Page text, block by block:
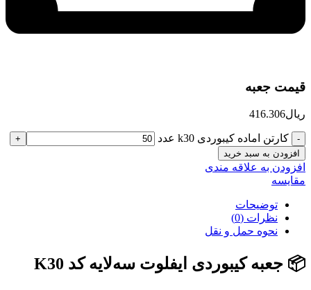
قیمت جعبه
ریال416.306
کارتن اماده کیبوردی k30 عدد
افزودن به سبد خرید
افزودن به علاقه مندی
مقایسه
توضیحات
نظرات (0)
نحوه حمل و نقل
📦 جعبه کیبوردی ایفلوت سه‌لایه کد K30